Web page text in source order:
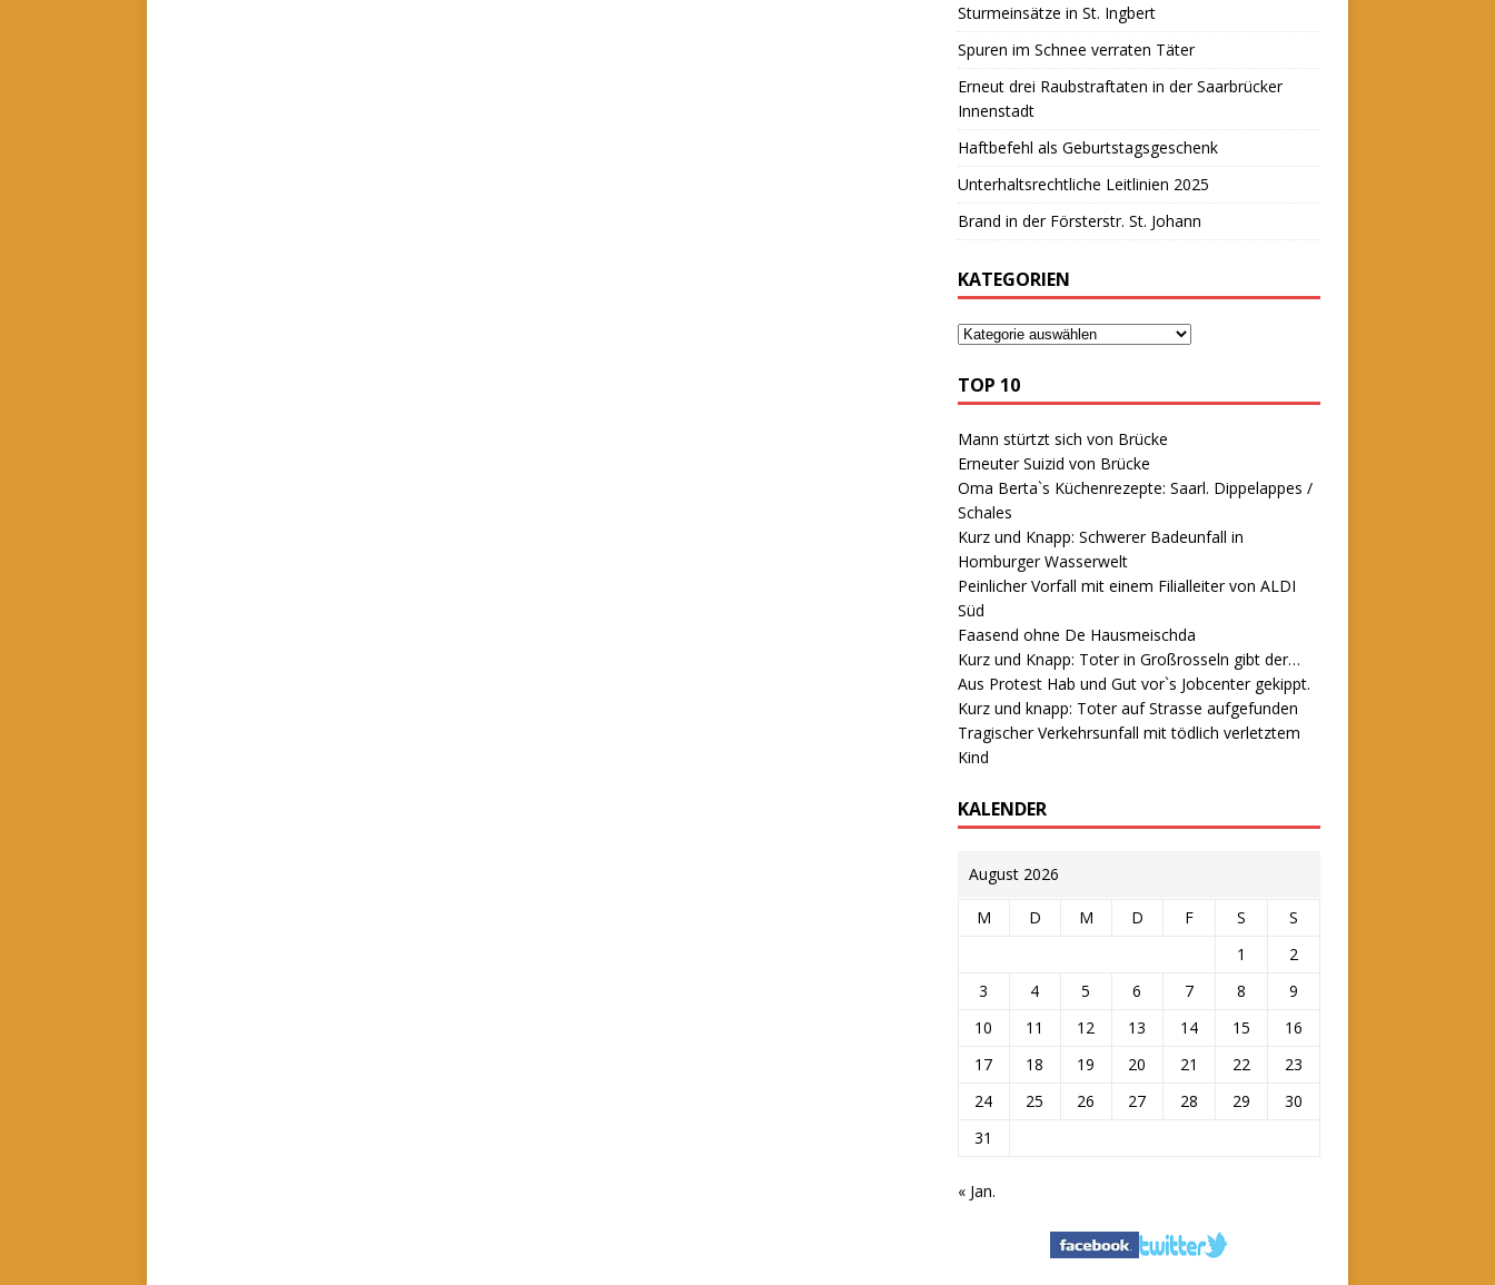
Sturmeinsätze in St. Ingbert
Spuren im Schnee verraten Täter
Erneut drei Raubstraftaten in der Saarbrücker
Innenstadt
Haftbefehl als Geburtstagsgeschenk
Unterhaltsrechtliche Leitlinien 2025
Brand in der Försterstr. St. Johann
KATEGORIEN
TOP 10
Mann stürtzt sich von Brücke
Erneuter Suizid von Brücke
Oma Berta`s Küchenrezepte: Saarl. Dippelappes /
Schales
Kurz und Knapp: Schwerer Badeunfall in
Homburger Wasserwelt
Peinlicher Vorfall mit einem Filialleiter von ALDI
Süd
Faasend ohne De Hausmeischda
Kurz und Knapp: Toter in Großrosseln gibt der…
Aus Protest Hab und Gut vor`s Jobcenter gekippt.
Kurz und knapp: Toter auf Strasse aufgefunden
Tragischer Verkehrsunfall mit tödlich verletztem
Kind
KALENDER
August 2026
M D M D F S
S
1
2
3
4 5 6 7 8
9
10
11 12 13 14 15
16
17
18 19 20 21 22
23
24
25 26 27 28 29
30
31
« Jan.